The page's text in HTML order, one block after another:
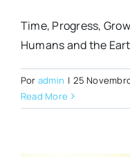
Time, Progress,
Humans and the
Por admin | 25
Read More